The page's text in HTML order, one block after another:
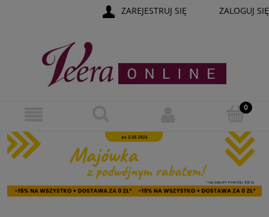
ZAREJESTRUJ SIĘ ZALOGUJ SIĘ